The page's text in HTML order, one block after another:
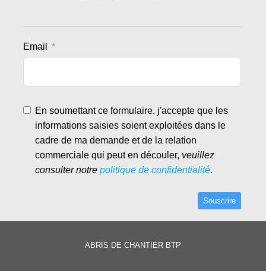
Email
En soumettant ce formulaire, j'accepte que les
informations saisies soient exploitées dans le
cadre de ma demande et de la relation
commerciale qui peut en découler, veuillez
consulter notre politique de confidentialité.
Souscrire
ABRIS DE CHANTIER BTP